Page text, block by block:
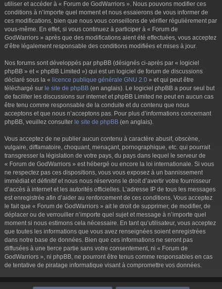
utiliser et accéder à « Forum de GodWarriors ». Nous pouvons modifier ces
conditions à n’importe quel moment et nous essaierons de vous informer de
ces modifications, bien que nous vous conseillons de vérifier régulièrement par
vous-même. En effet, si vous continuez à participer à « Forum de
GodWarriors » après que des modifications aient été effectuées, vous acceptez
d’être légalement responsable des conditions modifiées et mises à jour.
Nos forums sont développés par phpBB (désignés ci-après par « logiciel
phpBB » et « phpBB Limited ») qui est un logiciel de forum de discussions
déclaré sous la « licence publique générale GNU 2.0 » et qui peut être
téléchargé sur le site de phpBB (en anglais). Le logiciel phpBB a pour seul but
de faciliter les discussions sur internet et phpBB Limited ne peut en aucun cas
être tenu comme responsable de la conduite et du contenu que nous
acceptons et que nous n’acceptons pas. Pour plus d’informations concernant
phpBB, veuillez consulter le site de phpBB (en anglais).
Vous acceptez de ne publier aucun contenu à caractère abusif, obscène,
vulgaire, diffamatoire, choquant, menaçant, pornographique, etc. qui pourrait
transgresser la législation de votre pays, du pays dans lequel le serveur de
« Forum de GodWarriors » est hébergé ou encore la loi internationale. Si vous
ne respectez pas ces dispositions, vous vous exposez à un bannissement
immédiat et définitif et nous nous réservons le droit d’avertir votre fournisseur
d’accès à internet et les autorités officielles. L’adresse IP de tous les messages
est enregistrée afin d’aider au renforcement de ces conditions. Vous acceptez
le fait que « Forum de GodWarriors » ait le droit de supprimer, de modifier, de
déplacer ou de verrouiller n’importe quel sujet et message à n’importe quel
moment si nous estimons cela nécessaire. En tant qu’utilisateur, vous acceptez
que toutes les informations que vous avez renseignées soient enregistrées
dans notre base de données. Bien que ces informations ne seront pas
diffusées à une tierce partie sans votre consentement, ni « Forum de
GodWarriors », ni phpBB, ne pourront être tenus comme responsables en cas
de tentative de piratage informatique visant à compromettre vos données.